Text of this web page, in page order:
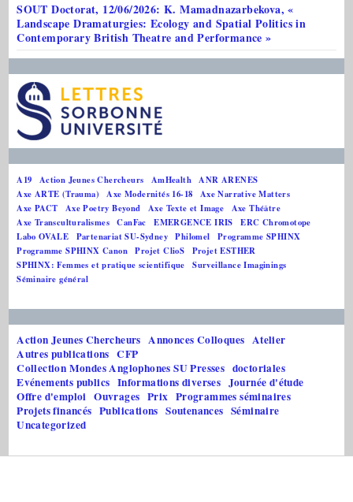
SOUT Doctorat, 12/06/2026: K. Mamadnazarbekova, «
Landscape Dramaturgies: Ecology and Spatial Politics in
Contemporary British Theatre and Performance »
A19 Action Jeunes Chercheurs AmHealth ANR ARENES
Axe ARTE (Trauma)
Axe Modernités 16-18
Axe Narrative Matters
Axe PACT
Axe Poetry Beyond Axe Texte et Image
Axe Théâtre
Axe Transculturalismes CanFac EMERGENCE IRIS
ERC Chromotope
Labo OVALE
Partenariat SU-Sydney Philomel
Programme SPHINX
Programme SPHINX Canon Projet ClioS
Projet ESTHER
SPHINX: Femmes et pratique scientifique
Surveillance Imaginings
Séminaire général
Action Jeunes Chercheurs Annonces Colloques Atelier
Autres publications CFP
Collection Mondes Anglophones SU Presses doctoriales
Evénements publics Informations diverses Journée d'étude
Offre d'emploi Ouvrages Prix Programmes séminaires
Projets financés Publications Soutenances Séminaire
Uncategorized